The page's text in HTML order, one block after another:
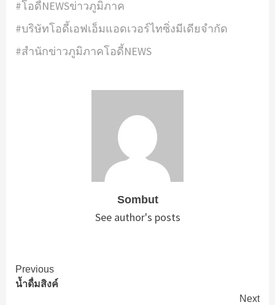
#โอดี้NEWSข่าวภูมิภาค
#บริษัทโอดี้เอฟเอ็มแอดเวอร์ไทซิ่งมีเดียจำกัด
#สำนักข่าวภูมิภาคโอดี้NEWS
Sombut
See author's posts
Continue
Reading
Previous
น้ำดื่มสิงค์
Next